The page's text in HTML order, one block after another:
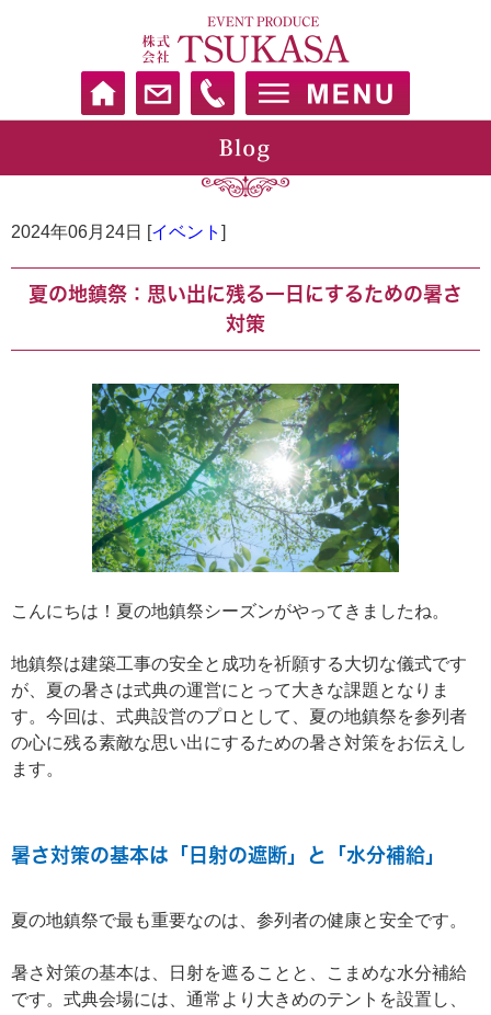
2024年06月24日 [イベント ]
夏の地鎮祭：思い出に残る一日にするための暑さ
対策
こんにちは！夏の地鎮祭シーズンがやってきましたね。
地鎮祭は建築工事の安全と成功を祈願する大切な儀式です
が、夏の暑さは式典の運営にとって大きな課題となりま
す。今回は、式典設営のプロとして、夏の地鎮祭を参列者
の心に残る素敵な思い出にするための暑さ対策をお伝えし
ます。
暑さ対策の基本は「日射の遮断」と「水分補給」
夏の地鎮祭で最も重要なのは、参列者の健康と安全です。
暑さ対策の基本は、日射を遮ることと、こまめな水分補給
です。式典会場には、通常より大きめのテントを設置し、